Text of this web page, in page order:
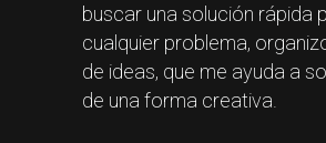
buscar una solución rápida
cualquier problema,
de ideas, que me ayuda a
de una forma creativa.